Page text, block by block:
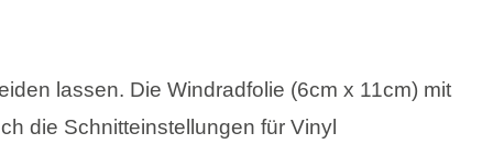
lassen. Die Windradfolie (6cm x 11cm) mit
die Schnitteinstellungen für Vinyl